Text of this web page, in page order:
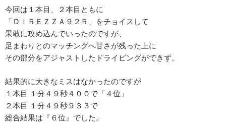
今回は１本目、２本目ともに
「ＤＩＲＥＺＺＡ９２Ｒ」をチョイスして
果敢に攻め込んでいったのですが、
足まわりとのマッチングへ甘さが残った上に
その部分をアジャストしたドライビングができず。
結果的に大きなミスはなかったのですが
１本目 １分４９秒４００で「４位」
２本目 １分４９秒９３３で
総合結果は『６位』でした。